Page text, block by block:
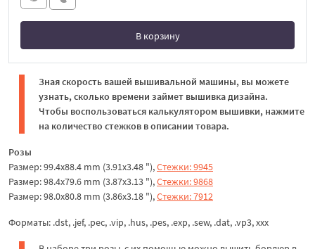
В корзину
В корзине
Зная скорость вашей вышивальной машины, вы можете
узнать, сколько времени займет вышивка дизайна.
Чтобы воспользоваться калькулятором вышивки, нажмите
на количество стежков в описании товара.
Розы
Размер: 99.4x88.4 mm (3.91x3.48 "),Стежки: 9945
Размер: 98.4x79.6 mm (3.87x3.13 "),Стежки: 9868
Размер: 98.0x80.8 mm (3.86x3.18 "),Стежки: 7912
Форматы: .dst, .jef, .pec, .vip, .hus, .pes, .exp, .sew, .dat, .vp3, xxx